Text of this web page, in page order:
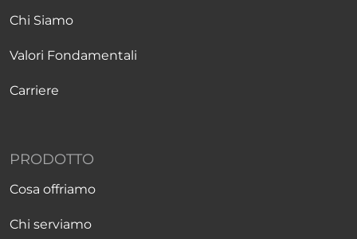
Chi Siamo
Valori Fondamentali
Carriere
PRODOTTO
Cosa offriamo
Chi serviamo